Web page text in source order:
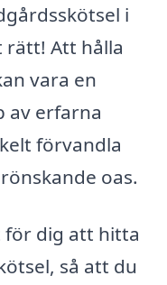
i
rätt! Att hålla
vara en
av erfarna
förvandla
oas.
dig att hitta
så att du